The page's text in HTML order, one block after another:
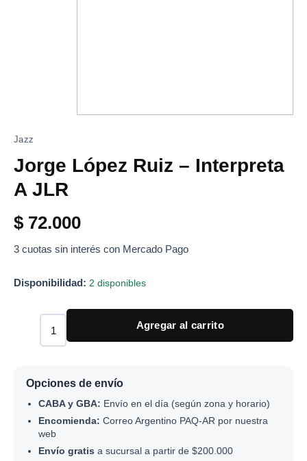
Jazz
Jorge López Ruiz – Interpreta
A JLR
$ 72.000
3 cuotas sin interés con Mercado Pago
Disponibilidad: 2 disponibles
Agregar al carrito
Opciones de envío
CABA y GBA: Envío en el día (según zona y horario)
Encomienda: Correo Argentino PAQ-AR por nuestra
web
Envío gratis a sucursal a partir de $200.000